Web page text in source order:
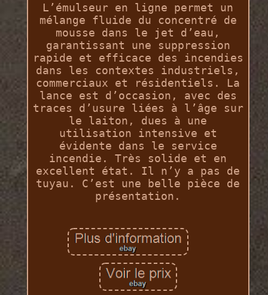
L’émulseur en ligne permet un
mélange fluide du concentré de
mousse dans le jet d’eau,
garantissant une suppression
rapide et efficace des incendies
dans les contextes industriels,
commerciaux et résidentiels. La
lance est d’occasion, avec des
traces d’usure liées à l’âge sur
le laiton, dues à une
utilisation intensive et
évidente dans le service
incendie. Très solide et en
excellent état. Il n’y a pas de
tuyau. C’est une belle pièce de
présentation.